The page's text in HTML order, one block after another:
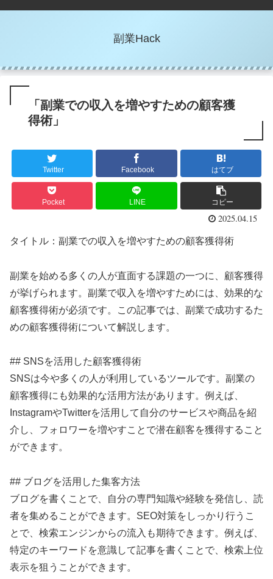
副業Hack
「副業での収入を増やすための顧客獲
得術」
Twitter Facebook はてブ
Pocket LINE コピー
2025.04.15
タイトル：副業での収入を増やすための顧客獲得術
副業を始める多くの人が直面する課題の一つに、顧客獲得
が挙げられます。副業で収入を増やすためには、効果的な
顧客獲得術が必須です。この記事では、副業で成功するた
めの顧客獲得術について解説します。
## SNSを活用した顧客獲得術
SNSは今や多くの人が利用しているツールです。副業の
顧客獲得にも効果的な活用方法があります。例えば、
InstagramやTwitterを活用して自分のサービスや商品を紹
介し、フォロワーを増やすことで潜在顧客を獲得すること
ができます。
## ブログを活用した集客方法
ブログを書くことで、自分の専門知識や経験を発信し、読
者を集めることができます。SEO対策をしっかり行うこ
とで、検索エンジンからの流入も期待できます。例えば、
特定のキーワードを意識して記事を書くことで、検索上位
表示を狙うことができます。